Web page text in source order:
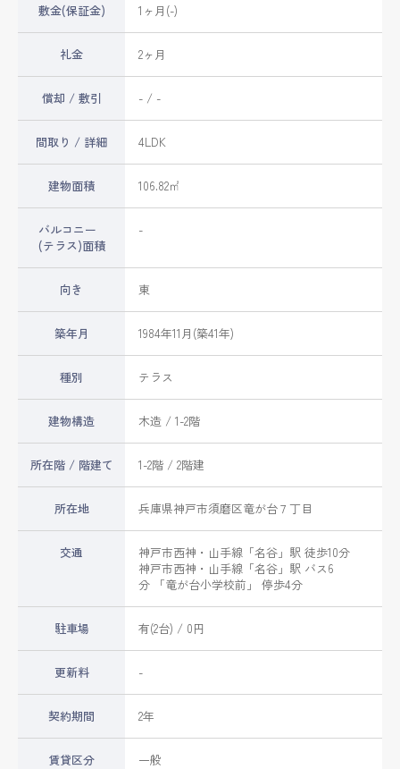
敷金(保証金) 1ヶ月(-)
礼金 2ヶ月
償却 / 敷引 - / -
間取り / 詳細 4LDK
建物面積 106.82㎡
バルコニー
(テラス)面積
-
向き 東
築年月 1984年11月(築41年)
種別 テラス
建物構造 木造 / 1-2階
所在階 / 階建て 1-2階 / 2階建
所在地 兵庫県神戸市須磨区竜が台７丁目
交通 神戸市西神・山手線 「名谷 」駅 徒歩10分
神戸市西神・山手線 「名谷 」駅 バス6
分 「竜が台小学校前」 停歩4分
駐車場 有(2台) / 0円
更新料 -
契約期間 2年
賃貸区分 一般